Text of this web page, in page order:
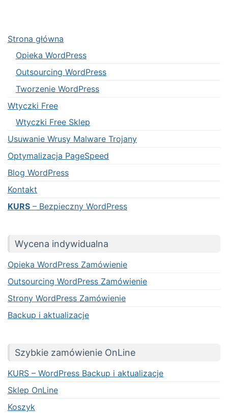
Strona główna
Opieka WordPress
Outsourcing WordPress
Tworzenie WordPress
Wtyczki Free
Wtyczki Free Sklep
Usuwanie Wrusy Malware Trojany
Optymalizacja PageSpeed
Blog WordPress
Kontakt
KURS – Bezpieczny WordPress
Wycena indywidualna
Opieka WordPress Zamówienie
Outsourcing WordPress Zamówienie
Strony WordPress Zamówienie
Backup i aktualizacje
Szybkie zamówienie OnLine
KURS – WordPress Backup i aktualizacje
Sklep OnLine
Koszyk